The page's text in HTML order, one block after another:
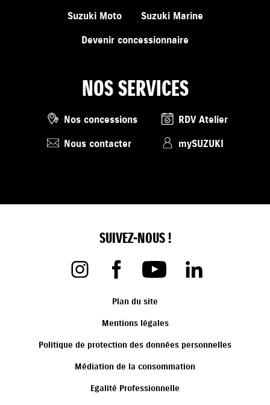
Suzuki Moto
Suzuki Marine
Devenir concessionnaire
NOS SERVICES
Nos concessions
Nous contacter
RDV Atelier
mySUZUKI
SUIVEZ-NOUS !
Plan du site
Mentions légales
Politique de protection des données personnelles
Médiation de la consommation
Egalité Professionnelle